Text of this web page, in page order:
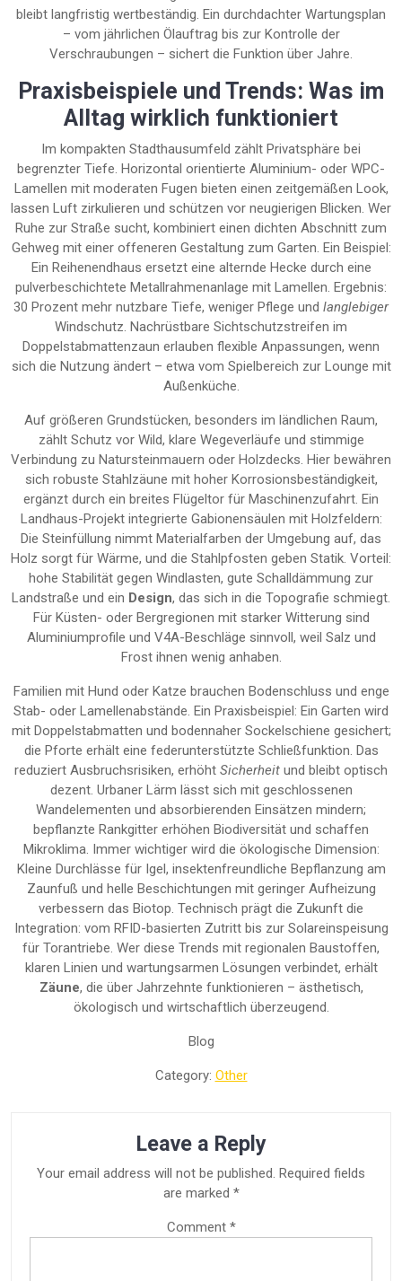
bleibt langfristig wertbeständig. Ein durchdachter Wartungsplan
– vom jährlichen Ölauftrag bis zur Kontrolle der
Verschraubungen – sichert die Funktion über Jahre.
Praxisbeispiele und Trends: Was im
Alltag wirklich funktioniert
Im kompakten Stadthausumfeld zählt Privatsphäre bei
begrenzter Tiefe. Horizontal orientierte Aluminium- oder WPC-
Lamellen mit moderaten Fugen bieten einen zeitgemäßen Look,
lassen Luft zirkulieren und schützen vor neugierigen Blicken. Wer
Ruhe zur Straße sucht, kombiniert einen dichten Abschnitt zum
Gehweg mit einer offeneren Gestaltung zum Garten. Ein Beispiel:
Ein Reihenendhaus ersetzt eine alternde Hecke durch eine
pulverbeschichtete Metallrahmenanlage mit Lamellen. Ergebnis:
30 Prozent mehr nutzbare Tiefe, weniger Pflege und langlebiger
Windschutz. Nachrüstbare Sichtschutzstreifen im
Doppelstabmattenzaun erlauben flexible Anpassungen, wenn
sich die Nutzung ändert – etwa vom Spielbereich zur Lounge mit
Außenküche.
Auf größeren Grundstücken, besonders im ländlichen Raum,
zählt Schutz vor Wild, klare Wegeverläufe und stimmige
Verbindung zu Natursteinmauern oder Holzdecks. Hier bewähren
sich robuste Stahlzäune mit hoher Korrosionsbeständigkeit,
ergänzt durch ein breites Flügeltor für Maschinenzufahrt. Ein
Landhaus-Projekt integrierte Gabionensäulen mit Holzfeldern:
Die Steinfüllung nimmt Materialfarben der Umgebung auf, das
Holz sorgt für Wärme, und die Stahlpfosten geben Statik. Vorteil:
hohe Stabilität gegen Windlasten, gute Schalldämmung zur
Landstraße und ein Design, das sich in die Topografie schmiegt.
Für Küsten- oder Bergregionen mit starker Witterung sind
Aluminiumprofile und V4A-Beschläge sinnvoll, weil Salz und
Frost ihnen wenig anhaben.
Familien mit Hund oder Katze brauchen Bodenschluss und enge
Stab- oder Lamellenabstände. Ein Praxisbeispiel: Ein Garten wird
mit Doppelstabmatten und bodennaher Sockelschiene gesichert;
die Pforte erhält eine federunterstützte Schließfunktion. Das
reduziert Ausbruchsrisiken, erhöht Sicherheit und bleibt optisch
dezent. Urbaner Lärm lässt sich mit geschlossenen
Wandelementen und absorbierenden Einsätzen mindern;
bepflanzte Rankgitter erhöhen Biodiversität und schaffen
Mikroklima. Immer wichtiger wird die ökologische Dimension:
Kleine Durchlässe für Igel, insektenfreundliche Bepflanzung am
Zaunfuß und helle Beschichtungen mit geringer Aufheizung
verbessern das Biotop. Technisch prägt die Zukunft die
Integration: vom RFID-basierten Zutritt bis zur Solareinspeisung
für Torantriebe. Wer diese Trends mit regionalen Baustoffen,
klaren Linien und wartungsarmen Lösungen verbindet, erhält
Zäune, die über Jahrzehnte funktionieren – ästhetisch,
ökologisch und wirtschaftlich überzeugend.
Blog
Category: Other
Leave a Reply
Your email address will not be published. Required fields
are marked *
Comment *